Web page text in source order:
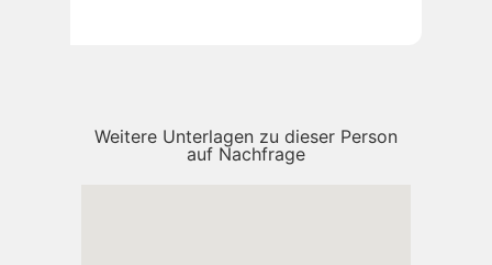
Weitere Unterlagen zu dieser Person
auf Nachfrage